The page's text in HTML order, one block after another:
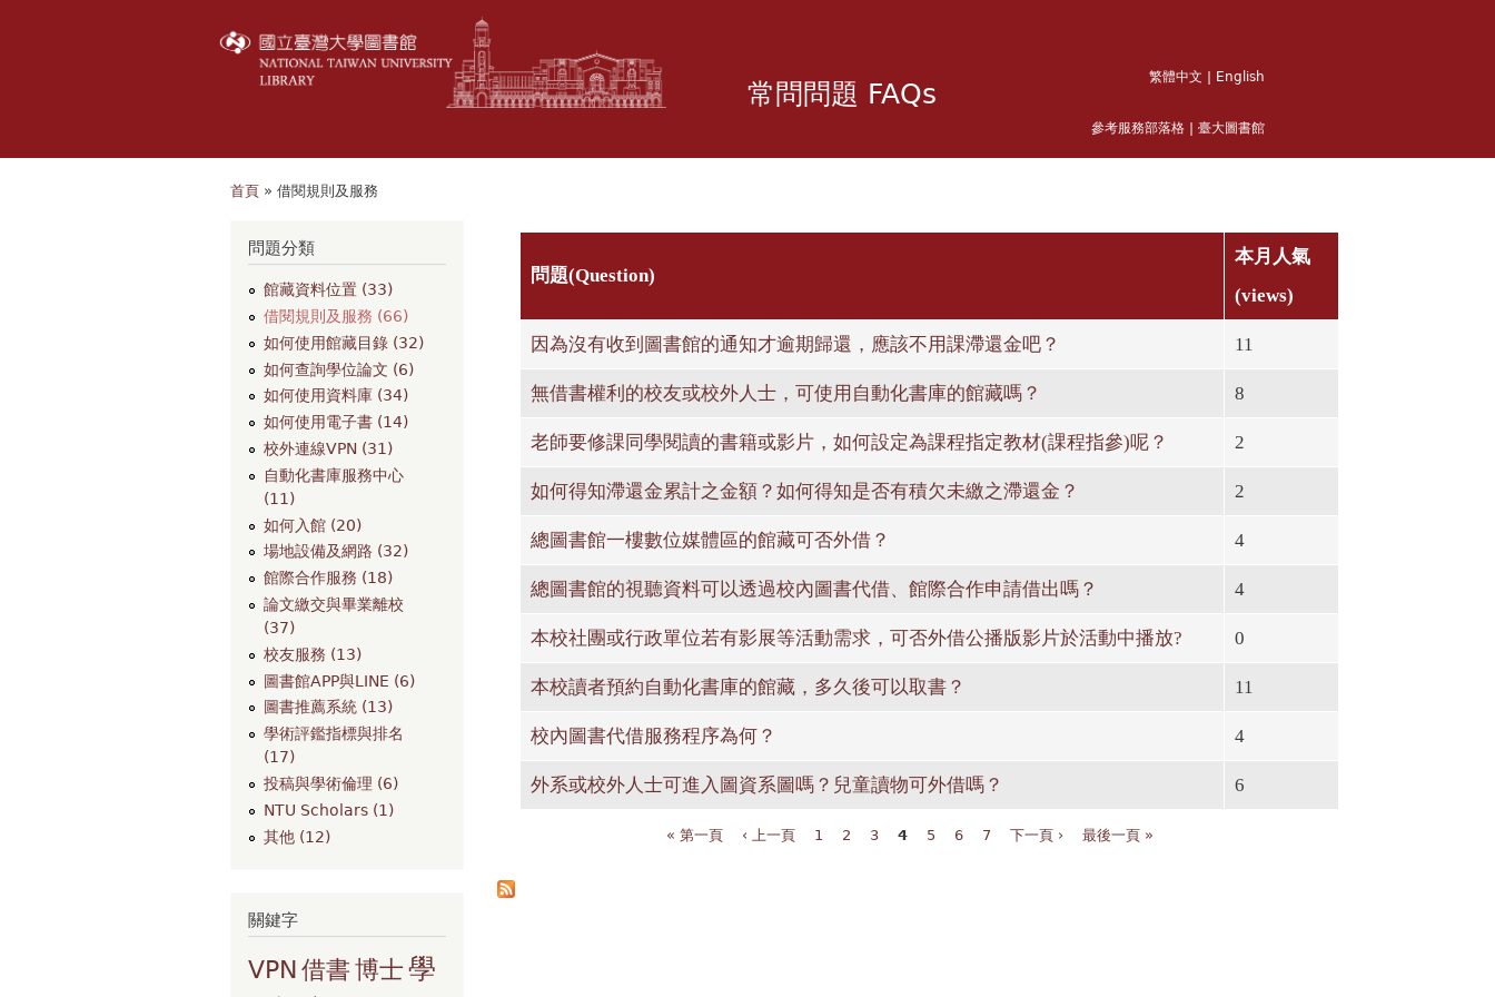
常問問題 FAQs 繁體中文 English
參考服務部落格 臺大圖書館
首頁 » 借閱規則及服務
問題分類
館藏資料位置 (33)
借閱規則及服務 (66)
如何使用館藏目錄 (32)
如何查詢學位論文 (6)
如何使用資料庫 (34)
如何使用電子書 (14)
校外連線VPN (31)
自動化書庫服務中心
(11)
如何入館 (20)
場地設備及網路 (32)
館際合作服務 (18)
論文繳交與畢業離校
(37)
校友服務 (13)
圖書館APP與LINE (6)
圖書推薦系統 (13)
學術評鑑指標與排名
(17)
投稿與學術倫理 (6)
NTU Scholars (1)
其他 (12)
關鍵字
VPN借書博士學
問題(Question)
本月人氣
(views)
因為沒有收到圖書館的通知才逾期歸還，應該不用課滯還金吧？ 11
無借書權利的校友或校外人士，可使用自動化書庫的館藏嗎？ 8
老師要修課同學閱讀的書籍或影片，如何設定為課程指定教材(課程指參)呢？ 2
如何得知滯還金累計之金額？如何得知是否有積欠未繳之滯還金？ 2
總圖書館一樓數位媒體區的館藏可否外借？ 4
總圖書館的視聽資料可以透過校內圖書代借、館際合作申請借出嗎？ 4
本校社團或行政單位若有影展等活動需求，可否外借公播版影片於活動中播放? 0
本校讀者預約自動化書庫的館藏，多久後可以取書？ 11
校內圖書代借服務程序為何？ 4
外系或校外人士可進入圖資系圖嗎？兒童讀物可外借嗎？ 6
« 第一頁 ‹ 上一頁 1 2 3 4 5 6 7 下一頁 › 最後一頁 »